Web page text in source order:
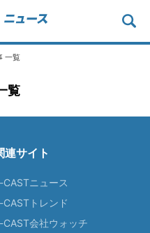
一覧
覧
連サイト
ニュース
トレンド
CAST会社ウォッチ